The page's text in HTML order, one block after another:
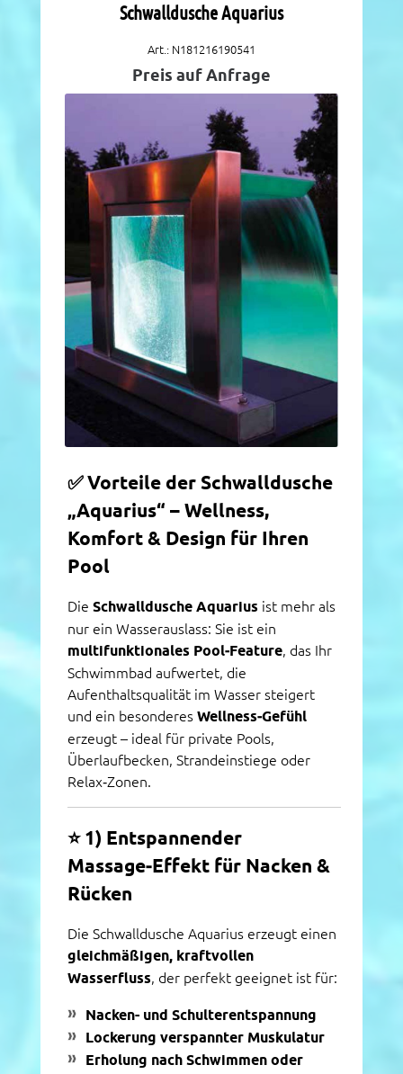
Schwalldusche Aquarius
Art.: N181216190541
Preis auf Anfrage
✅Vorteile der Schwalldusche
„Aquarius“ – Wellness,
Komfort & Design für Ihren
Pool
Die Schwalldusche Aquarius ist mehr als
nur ein Wasserauslass: Sie ist ein
multifunktionales Pool‑Feature, das Ihr
Schwimmbad aufwertet, die
Aufenthaltsqualität im Wasser steigert
und ein besonderes Wellness‑Gefühl
erzeugt – ideal für private Pools,
Überlaufbecken, Strandeinstiege oder
Relax‑Zonen.
⭐ 1) Entspannender
Massage‑Effekt für Nacken &
Rücken
Die Schwalldusche Aquarius erzeugt einen
gleichmäßigen, kraftvollen
Wasserfluss, der perfekt geeignet ist für:
Nacken- und Schulterentspannung
Lockerung verspannter Muskulatur
Erholung nach Schwimmen oder